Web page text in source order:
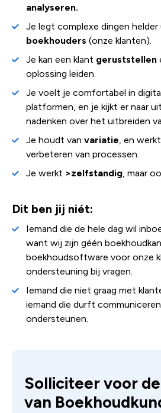
analyseren.
Je legt complexe dingen helder
boekhouders (onze klanten).
Je kan een klant geruststellen
oplossing leiden.
Je voelt je comfortabel in
platformen, en je kijkt er naar
nadenken over het uitbreiden
Je houdt van variatie, en
verbeteren van processen.
Je werkt >zelfstandig, maar
Dit ben jij niét:
Iemand die de hele dag wil
want wij zijn géén
boekhoudsoftware voor onze
ondersteuning bij vragen.
Iemand die niet graag met
iemand die durft
ondersteunen.
Solliciteer voor
van